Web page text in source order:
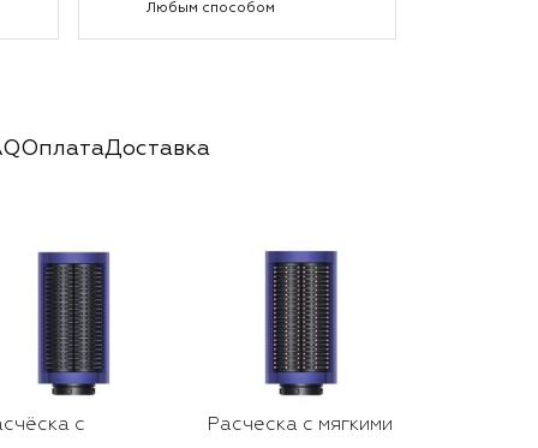
Любым способом
ОплатаДоставка
с
Расческа с мягкими